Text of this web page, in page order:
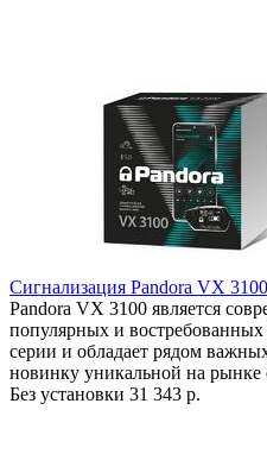
Сигнализация Pandora VX
Pandora VX 3100 является
популярных и
серии и обладает рядом
новинку уникальной на рынке
Без установки 31 343 р.